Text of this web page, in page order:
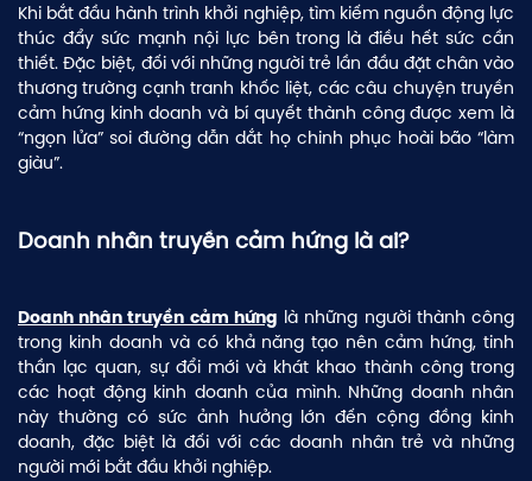
Khi bắt đầu hành trình khởi nghiệp, tìm kiếm nguồn động lực
thúc đẩy sức mạnh nội lực bên trong là điều hết sức cần
thiết. Đặc biệt, đối với những người trẻ lần đầu đặt chân vào
thương trường cạnh tranh khốc liệt, các câu chuyện truyền
cảm hứng kinh doanh và bí quyết thành công được xem là
“ngọn lửa” soi đường dẫn dắt họ chinh phục hoài bão “làm
giàu”.
Doanh nhân truyền cảm hứng là ai?
Doanh nhân truyền cảm hứng là những người thành công
trong kinh doanh và có khả năng tạo nên cảm hứng, tinh
thần lạc quan, sự đổi mới và khát khao thành công trong
các hoạt động kinh doanh của mình. Những doanh nhân
này thường có sức ảnh hưởng lớn đến cộng đồng kinh
doanh, đặc biệt là đối với các doanh nhân trẻ và những
người mới bắt đầu khởi nghiệp.